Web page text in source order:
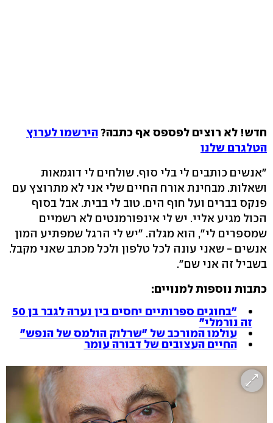
חדש! לא רוצים לפספס אף כתבה? הירשמו לערוץ
הטלגרם שלנו
"אנשים כותבים לי בלי סוף. שולחים לי דוגמאות
ושאלות. מבחינת אורח החיים שלי אני לא מתרוצץ עם
פנקס בברים ועל חוף הים. טוב לי בבית. אבל בסוף
הכול מגיע אליי. יש לי אינפורמנטים לא רשמיים
שמספרים לי", הוא מגלה. "יש לי הרגל שמפתיע המון
אנשים - שאני עונה לכל טלפון ולכל מכתב שאני מקבל.
בשביל זה אני שם".
כתבות נוספות למנויים:
"בחוגים ספרותיים יחסים בין נערה לגבר בן 50
זה נורמלי"
עולמו המורכב של "שרלוק הולמס של הנפש"
החיים העצובים של דבורה עומר